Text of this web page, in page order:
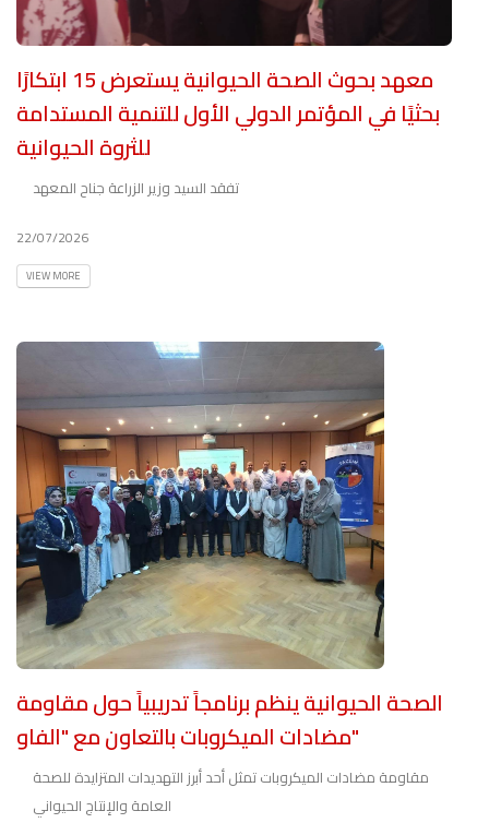
معهد بحوث الصحة الحيوانية يستعرض 15 ابتكارًا
بحثيًا في المؤتمر الدولي الأول للتنمية المستدامة
للثروة الحيوانية
تفقد السيد وزير الزراعة جناح المعهد
22/07/2026
VIEW MORE
الصحة الحيوانية ينظم برنامجاً تدريبياً حول مقاومة
مضادات الميكروبات بالتعاون مع "الفاو"
مقاومة مضادات الميكروبات تمثل أحد أبرز التهديدات المتزايدة للصحة
العامة والإنتاج الحيواني